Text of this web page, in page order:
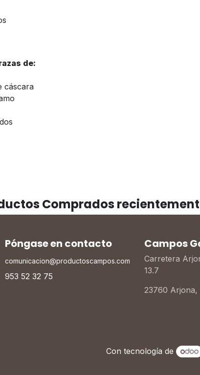
de:
cáscara
Comprados
Póngase en contacto
comunicacion@productoscampos.com
953 52 32 75
Campos
Carretera
13.7
23760 Arjona,
Con tecnología de